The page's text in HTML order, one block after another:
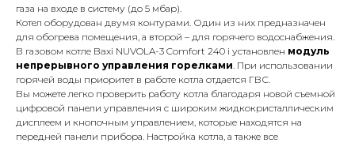
газа на входе в систему (до 5 мбар).
Котел оборудован двумя контурами. Один из них предназначен
для обогрева помещения, а второй – для горячего водоснабжения.
В газовом котле Baxi NUVOLA-3 Comfort 240 i установлен модуль
непрерывного управления горелками . При использовании
горячей воды приоритет в работе котла отдается ГВС.
Вы можете легко проверить работу котла благодаря новой съемной
цифровой панели управления с широким жидкокристаллическим
дисплеем и кнопочным управлением, которые находятся на
передней панели прибора. Настройка котла, а также все